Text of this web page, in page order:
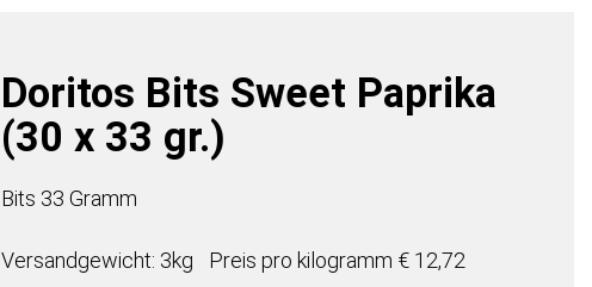
Do­ri­tos Bits Sweet Paprika
(30 x 33 gr.)
Bits 33 Gramm
Versandgewicht: 3kg Preis pro kilogramm € 12,72